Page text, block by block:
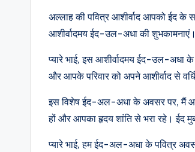
अल्लाह की पवित्र आशीर्वाद आपको ईद
आशीर्वादमय ईद-उल-अधा की
प्यारे भाई, इस आशीर्वादमय ईद-उल-अधा
और आपके परिवार को अपने आशीर्वाद से
इस विशेष ईद-अल-अधा के अवसर पर, मैं
हों और आपका हृदय शांति से भरा रहे। ईद
प्यारे भाई, हम ईद-अल-अधा के पवित्र